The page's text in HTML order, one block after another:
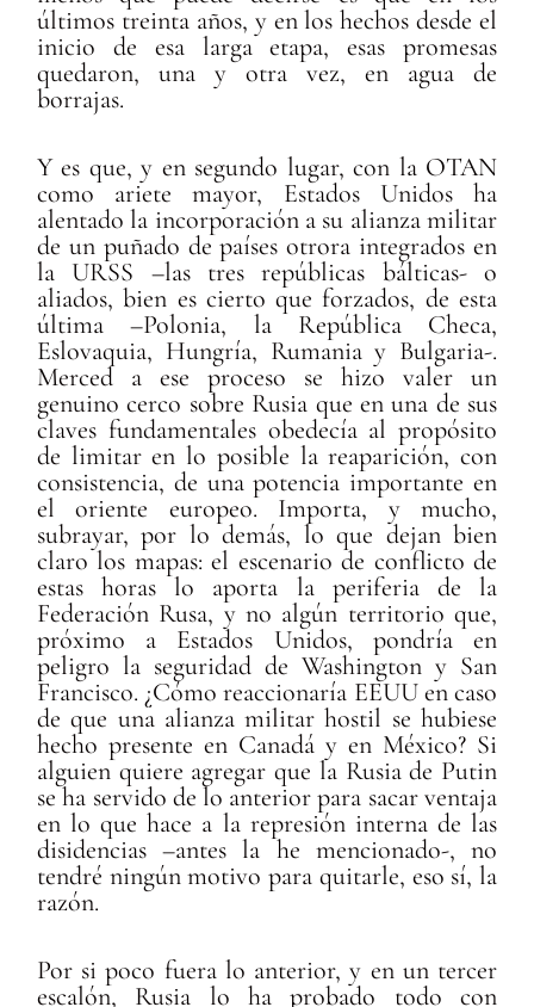
últimos treinta años, y en los hechos desde el
inicio de esa larga etapa, esas promesas
quedaron, una y otra vez, en agua de
borrajas.
Y es que, y en segundo lugar, con la OTAN
como ariete mayor, Estados Unidos ha
alentado la incorporación a su alianza militar
de un puñado de países otrora integrados en
la URSS –las tres repúblicas bálticas- o
aliados, bien es cierto que forzados, de esta
última –Polonia, la República Checa,
Eslovaquia, Hungría, Rumania y Bulgaria-.
Merced a ese proceso se hizo valer un
genuino cerco sobre Rusia que en una de sus
claves fundamentales obedecía al propósito
de limitar en lo posible la reaparición, con
consistencia, de una potencia importante en
el oriente europeo. Importa, y mucho,
subrayar, por lo demás, lo que dejan bien
claro los mapas: el escenario de conflicto de
estas horas lo aporta la periferia de la
Federación Rusa, y no algún territorio que,
próximo a Estados Unidos, pondría en
peligro la seguridad de Washington y San
Francisco. ¿Cómo reaccionaría EEUU en caso
de que una alianza militar hostil se hubiese
hecho presente en Canadá y en México? Si
alguien quiere agregar que la Rusia de Putin
se ha servido de lo anterior para sacar ventaja
en lo que hace a la represión interna de las
disidencias –antes la he mencionado-, no
tendré ningún motivo para quitarle, eso sí, la
razón.
Por si poco fuera lo anterior, y en un tercer
escalón, Rusia lo ha probado todo con